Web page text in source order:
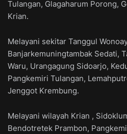
Tulangan, Glagaharum Porong,
Krian.
Melayani sekitar Tanggul
Banjarkemuningtambak Sedati,
Waru, Urangagung Sidoarjo,
Pangkemiri Tulangan,
Jenggot Krembung.
Melayani wilayah Krian ,
Bendotretek Prambon,